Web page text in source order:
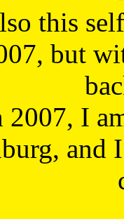
this
but
2007, I
and